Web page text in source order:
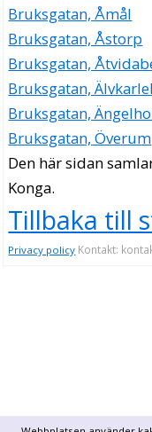
Bruksgatan, Åmål
Bruksgatan, Åstorp
Bruksgatan,
Bruksgatan,
Bruksgatan,
Bruksgatan, Överum
Den här sidan
Konga.
Tillbaka till
Privacy policy Kontakt: